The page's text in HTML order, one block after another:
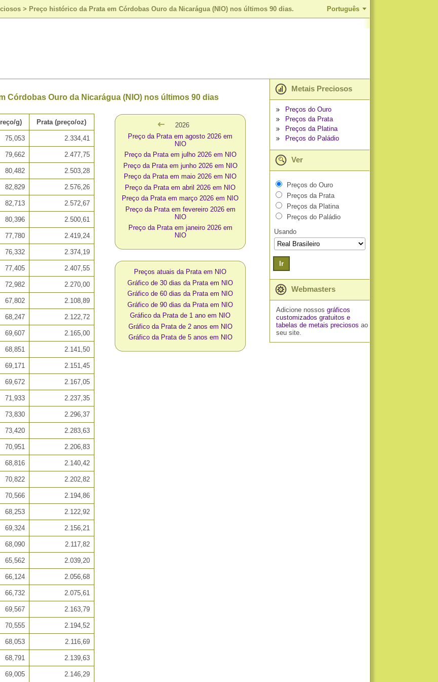
> Preço histórico da Prata em Córdobas Ouro da Nicarágua (NIO) nos últimos 90 dias. Português
Córdobas Ouro da Nicarágua (NIO) nos últimos 90 dias
g) Prata (preço/oz)
75,053 2.334,41
79,662 2.477,75
80,482 2.503,28
82,829 2.576,26
82,713 2.572,67
80,396 2.500,61
77,780 2.419,24
76,332 2.374,19
77,405 2.407,55
72,982 2.270,00
67,802 2.108,89
68,247 2.122,72
69,607 2.165,00
68,851 2.141,50
69,171 2.151,45
69,672 2.167,05
71,933 2.237,35
73,830 2.296,37
73,420 2.283,63
70,951 2.206,83
68,816 2.140,42
70,822 2.202,82
70,566 2.194,86
68,253 2.122,92
69,324 2.156,21
68,090 2.117,82
65,562 2.039,20
66,124 2.056,68
66,732 2.075,61
69,567 2.163,79
70,555 2.194,52
68,053 2.116,69
68,791 2.139,63
69,005 2.146,29
2026
Preço da Prata em agosto 2026 em
NIO
Preço da Prata em julho 2026 em NIO
Preço da Prata em junho 2026 em NIO
Preço da Prata em maio 2026 em NIO
Preço da Prata em abril 2026 em NIO
Preço da Prata em março 2026 em NIO
Preço da Prata em fevereiro 2026 em
NIO
Preço da Prata em janeiro 2026 em
NIO
Preços atuais da Prata em NIO
Gráfico de 30 dias da Prata em NIO
Gráfico de 60 dias da Prata em NIO
Gráfico de 90 dias da Prata em NIO
Gráfico da Prata de 1 ano em NIO
Gráfico da Prata de 2 anos em NIO
Gráfico da Prata de 5 anos em NIO
Metais Preciosos
Preços do Ouro
Preços da Prata
Preços da Platina
Preços do Paládio
Ver
Preços do Ouro
Preços da Prata
Preços da Platina
Preços do Paládio
Usando
Ir
Webmasters
Adicione nossos gráficos
customizados gratuitos e
tabelas de metais preciosos ao
seu site.